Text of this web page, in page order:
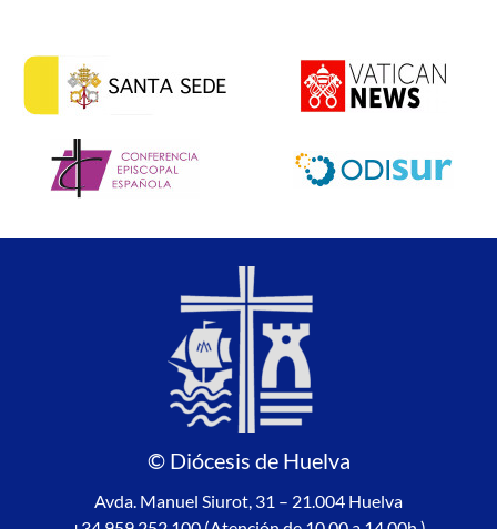
© Diócesis de Huelva
Avda. Manuel Siurot, 31 – 21.004 Huelva